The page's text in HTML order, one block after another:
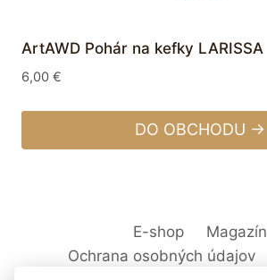
ArtAWD Pohár na kefky LARISSA
6,00 €
DO OBCHODU →
E-shop
Magazín
Ochrana osobných údajov